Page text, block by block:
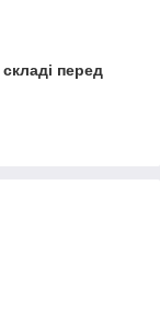
перед